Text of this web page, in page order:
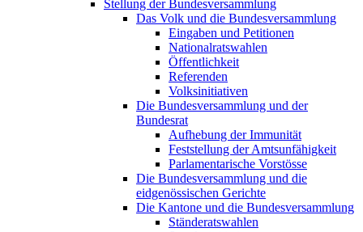
Stellung der Bundesversammlung
Das Volk und die Bundesversammlung
Eingaben und Petitionen
Nationalratswahlen
Öffentlichkeit
Referenden
Volksinitiativen
Die Bundesversammlung und der
Bundesrat
Aufhebung der Immunität
Feststellung der Amtsunfähigkeit
Parlamentarische Vorstösse
Die Bundesversammlung und die
eidgenössischen Gerichte
Die Kantone und die Bundesversammlung
Ständeratswahlen